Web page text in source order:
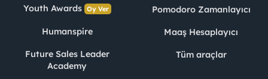
Youth Awards Oy Ver
Humanspire
Future Sales Leader
Academy
Pomodoro Zamanlayıcı
Maaş Hesaplayıcı
Tüm araçlar